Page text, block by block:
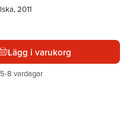
2011
Lägg i varukorg
8 vardagar